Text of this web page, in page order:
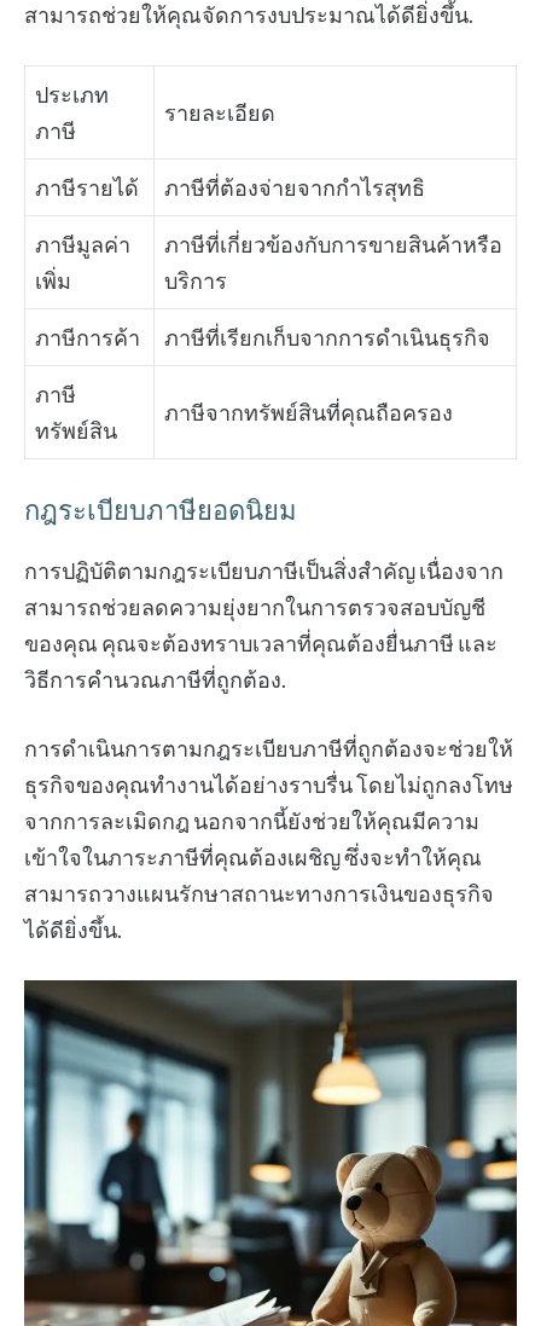
สามารถช่วยให้คุณจัดการงบประมาณได้ดียิ่งขึ้น.
ประเภท
ภาษี
รายละเอียด
ภาษีรายได้ ภาษีที่ต้องจ่ายจากกำไรสุทธิ
ภาษีมูลค่า
เพิ่ม
ภาษีที่เกี่ยวข้องกับการขายสินค้าหรือ
บริการ
ภาษีการค้า ภาษีที่เรียกเก็บจากการดำเนินธุรกิจ
ภาษี
ทรัพย์สิน
ภาษีจากทรัพย์สินที่คุณถือครอง
กฎระเบียบภาษียอดนิยม
การปฏิบัติตามกฎระเบียบภาษีเป็นสิ่งสำคัญ เนื่องจาก
สามารถช่วยลดความยุ่งยากในการตรวจสอบบัญชี
ของคุณ คุณจะต้องทราบเวลาที่คุณต้องยื่นภาษี และ
วิธีการคำนวณภาษีที่ถูกต้อง.
การดำเนินการตามกฎระเบียบภาษีที่ถูกต้องจะช่วยให้
ธุรกิจของคุณทำงานได้อย่างราบรื่น โดยไม่ถูกลงโทษ
จากการละเมิดกฎ นอกจากนี้ยังช่วยให้คุณมีความ
เข้าใจในภาระภาษีที่คุณต้องเผชิญ ซึ่งจะทำให้คุณ
สามารถวางแผนรักษาสถานะทางการเงินของธุรกิจ
ได้ดียิ่งขึ้น.